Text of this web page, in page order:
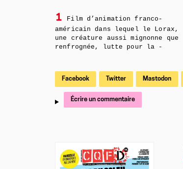
1
Film d’animation franco-
américain dans lequel le Lorax,
une ­créature aussi mignonne que
renfrognée, lutte pour la ­
Facebook Twitter Mastodon
Écrire un commentaire